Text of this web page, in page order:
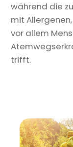
während die
mit
vor allem
trifft.